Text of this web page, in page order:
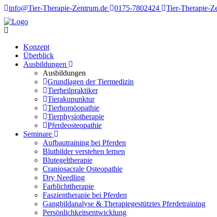
info@Tier-Therapie-Zentrum.de 0175-7802424 Tier-Therapie-
Konzept
Überblick
Ausbildungen
Ausbildungen
Grundlagen der Tiermedizin
Tierheilpraktiker
Tierakupunktur
Tierhomöopathie
Tierphysiotherapie
Pferdeosteopathie
Seminare
Aufbautraining bei Pferden
Blutbilder verstehen lernen
Blutegeltherapie
Craniosacrale Osteopathie
Dry Needling
Farblichttherapie
Faszientherapie bei Pferden
Gangbildanalyse & Therapiegestütztes Pferdetraining
Persönlichkeitsentwicklung